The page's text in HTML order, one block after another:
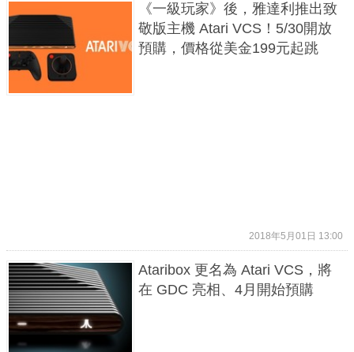
《一級玩家》後，雅達利推出致
敬版主機 Atari VCS！5/30開放
預購，價格從美金199元起跳
2018年5月01日 13:00
Ataribox 更名為 Atari VCS，將
在 GDC 亮相、4月開始預購